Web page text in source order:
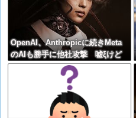
OpenAI、Anthropicに続きMeta
のAIも勝手に他社攻撃 嘘ξけど
何これ流行ってんの？